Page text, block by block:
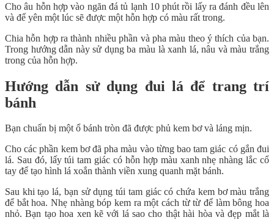
Cho âu hỗn hợp vào ngăn đá tủ lạnh 10 phút rồi lấy ra đánh đều lên
và để yên một lúc sẽ được một hỗn hợp có màu rất trong.
Chia hỗn hợp ra thành nhiều phần và pha màu theo ý thích của bạn.
Trong hướng dẫn này sử dụng ba màu là xanh lá, nâu và màu trắng
trong của hỗn hợp.
Hướng dẫn sử dụng đui lá để trang trí
bánh
Bạn chuẩn bị một ổ bánh tròn đã được phủ kem bơ và láng mịn.
Cho các phần kem bơ đã pha màu vào từng bao tam giác có gắn đui
lá. Sau đó, lấy túi tam giác có hỗn hợp màu xanh nhẹ nhàng lắc cổ
tay để tạo hình lá xoắn thành viền xung quanh mặt bánh.
Sau khi tạo lá, bạn sử dụng túi tam giác có chứa kem bơ màu trắng
để bắt hoa. Nhẹ nhàng bóp kem ra một cách từ từ để làm bông hoa
nhỏ. Bạn tạo hoa xen kẽ với lá sao cho thật hài hòa và đẹp mắt là